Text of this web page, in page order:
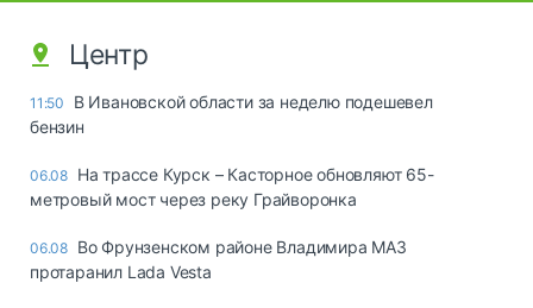
Центр
11:50
В Ивановской области за неделю подешевел
бензин
06.08 На трассе Курск – Касторное обновляют 65-
метровый мост через реку Грайворонка
06.08 Во Фрунзенском районе Владимира МАЗ
протаранил Lada Vesta